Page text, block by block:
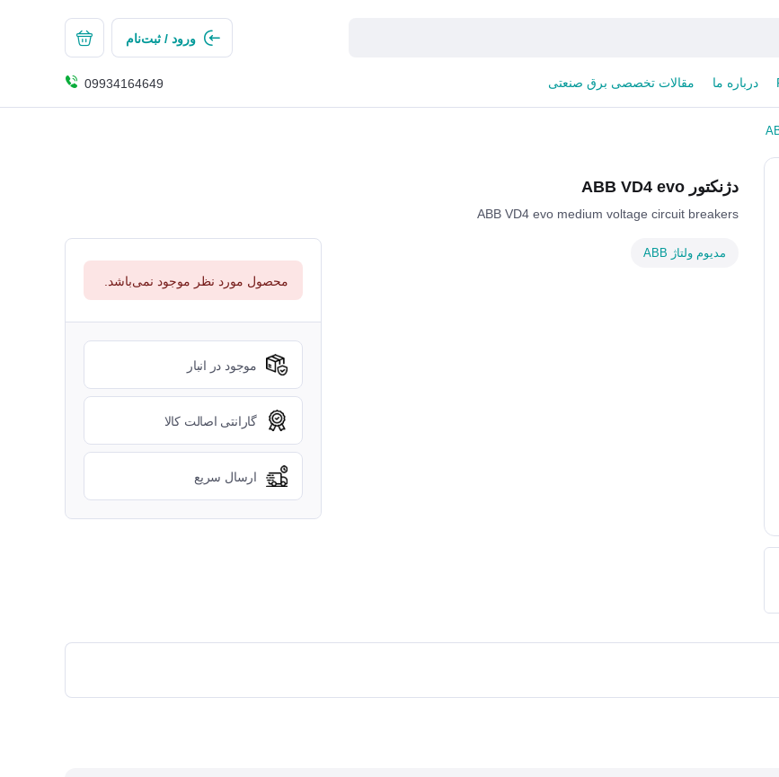
ورود / ثبت‌نام
درباره ما مقالات تخصصی برق صنعتی 09934164649
دژنکتور ABB VD4 evo
ABB VD4 evo medium voltage circuit breakers
مدیوم ولتاژ ABB
محصول مورد نظر موجود نمی‌باشد.
موجود در انبار
گارانتی اصالت کالا
ارسال سریع